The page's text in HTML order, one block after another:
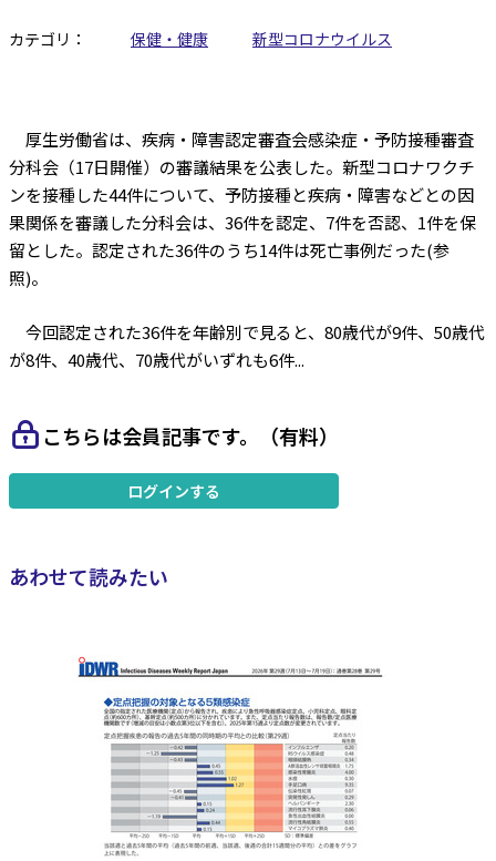
カテゴリ： 保健・健康 新型コロナウイルス
厚生労働省は、疾病・障害認定審査会感染症・予防接種審査
分科会（17日開催）の審議結果を公表した。新型コロナワクチ
ンを接種した44件について、予防接種と疾病・障害などとの因
果関係を審議した分科会は、36件を認定、7件を否認、1件を保
留とした。認定された36件のうち14件は死亡事例だった(参
照)。
今回認定された36件を年齢別で見ると、80歳代が9件、50歳代
が8件、40歳代、70歳代がいずれも6件...
こちらは会員記事です。（有料）
ログインする
あわせて読みたい